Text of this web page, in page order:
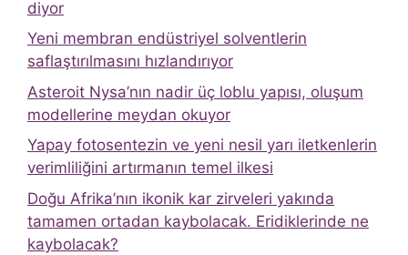
diyor
Yeni membran endüstriyel solventlerin
saflaştırılmasını hızlandırıyor
Asteroit Nysa’nın nadir üç loblu yapısı, oluşum
modellerine meydan okuyor
Yapay fotosentezin ve yeni nesil yarı iletkenlerin
verimliliğini artırmanın temel ilkesi
Doğu Afrika’nın ikonik kar zirveleri yakında
tamamen ortadan kaybolacak. Eridiklerinde ne
kaybolacak?